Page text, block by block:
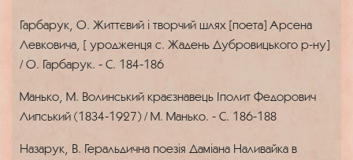
Гарбарук, О. Життєвий і творчий шлях [поета] Арсена
Левковича, [ уродженця с. Жадень Дубровицького р-ну]
/ О. Гарбарук. - С. 184-186
Манько, М. Волинський краєзнавець Іполит Федорович
Липський (1834-1927) / М. Манько. - С. 186-188
Назарук, В. Геральдична поезія Даміана Наливайка в